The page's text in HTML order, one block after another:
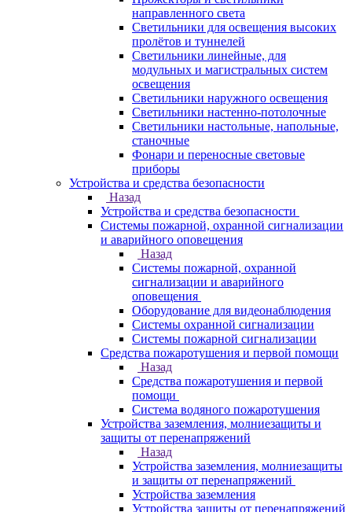
направленного света
Светильники для освещения высоких
пролётов и туннелей
Светильники линейные, для
модульных и магистральных систем
освещения
Светильники наружного освещения
Светильники настенно-потолочные
Светильники настольные, напольные,
станочные
Фонари и переносные световые
приборы
Устройства и средства безопасности
Назад
Устройства и средства безопасности
Системы пожарной, охранной сигнализации
и аварийного оповещения
Назад
Системы пожарной, охранной
сигнализации и аварийного
оповещения
Оборудование для видеонаблюдения
Системы охранной сигнализации
Системы пожарной сигнализации
Средства пожаротушения и первой помощи
Назад
Средства пожаротушения и первой
помощи
Система водяного пожаротушения
Устройства заземления, молниезащиты и
защиты от перенапряжений
Назад
Устройства заземления, молниезащиты
и защиты от перенапряжений
Устройства заземления
Устройства защиты от перенапряжений